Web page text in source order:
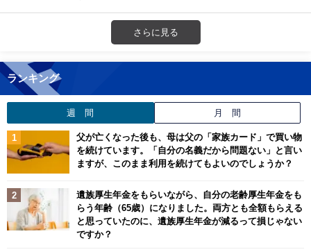
さらに見る
ランキング
週 間 月 間
父が亡くなった後も、母は父の「家族カード」で買い物
を続けています。「自分の名義だから問題ない」と言い
ますが、このまま利用を続けてもよいのでしょうか？
遺族厚生年金をもらいながら、自分の老齢厚生年金をも
らう年齢（65歳）になりました。両方とも全額もらえる
と思っていたのに、遺族厚生年金が減るって損じゃない
ですか？